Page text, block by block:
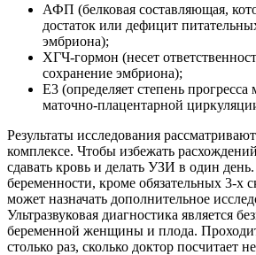
АФП (белковая составляющая,
достаток или дефицит
эмбриона);
ХГЧ-гормон (несет
сохранение эмбриона);
Е3 (определяет степень прогресса
маточно-плацентарной
Результаты исследования
комплексе. Чтобы избежать
сдавать кровь и делать УЗИ в один
беременности, кроме обязательных 3-х
может назначать дополнительное
Ультразвуковая диагностика является
беременной женщины и плода.
столько раз, сколько доктор посчитает